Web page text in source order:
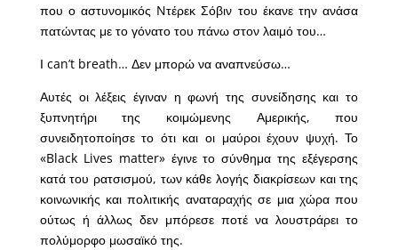
που ο αστυνομικός Nτέρεκ Σόβιν του έκανε την ανάσα
πατώντας με το γόνατο του πάνω στον λαιμό του…
Ι can’t breath… Δεν μπορώ να αναπνεύσω…
Αυτές οι λέξεις έγιναν η φωνή της συνείδησης και το
ξυπνητήρι της κοιμώμενης Αμερικής, που
συνειδητοποίησε το ότι και οι μαύροι έχουν ψυχή. Το
«Black Lives matter» έγινε το σύνθημα της εξέγερσης
κατά του ρατσισμού, των κάθε λογής διακρίσεων και της
κοινωνικής και πολιτικής αναταραχής σε μια χώρα που
ούτως ή άλλως δεν μπόρεσε ποτέ να λουστράρει το
πολύμορφο μωσαϊκό της.